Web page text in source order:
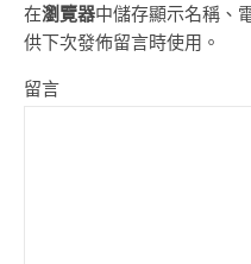
在瀏覽器中儲存顯示名稱、
供下次發佈留言時使用。
留言